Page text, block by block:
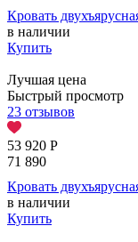
Кровать
в наличии
Купить
Лучшая цена
Быстрый просмотр
23 отзывов
53 920 Р
71 890
Кровать
в наличии
Купить